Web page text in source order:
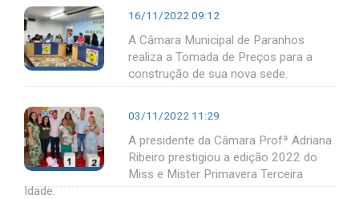
16/11/2022 09:12
A Câmara Municipal de Paranhos
realiza a Tomada de Preços para a
construção de sua nova sede.
03/11/2022 11:29
A presidente da Câmara Profª Adriana
Ribeiro prestigiou a edição 2022 do
Miss e Mister Primavera Terceira
Idade.